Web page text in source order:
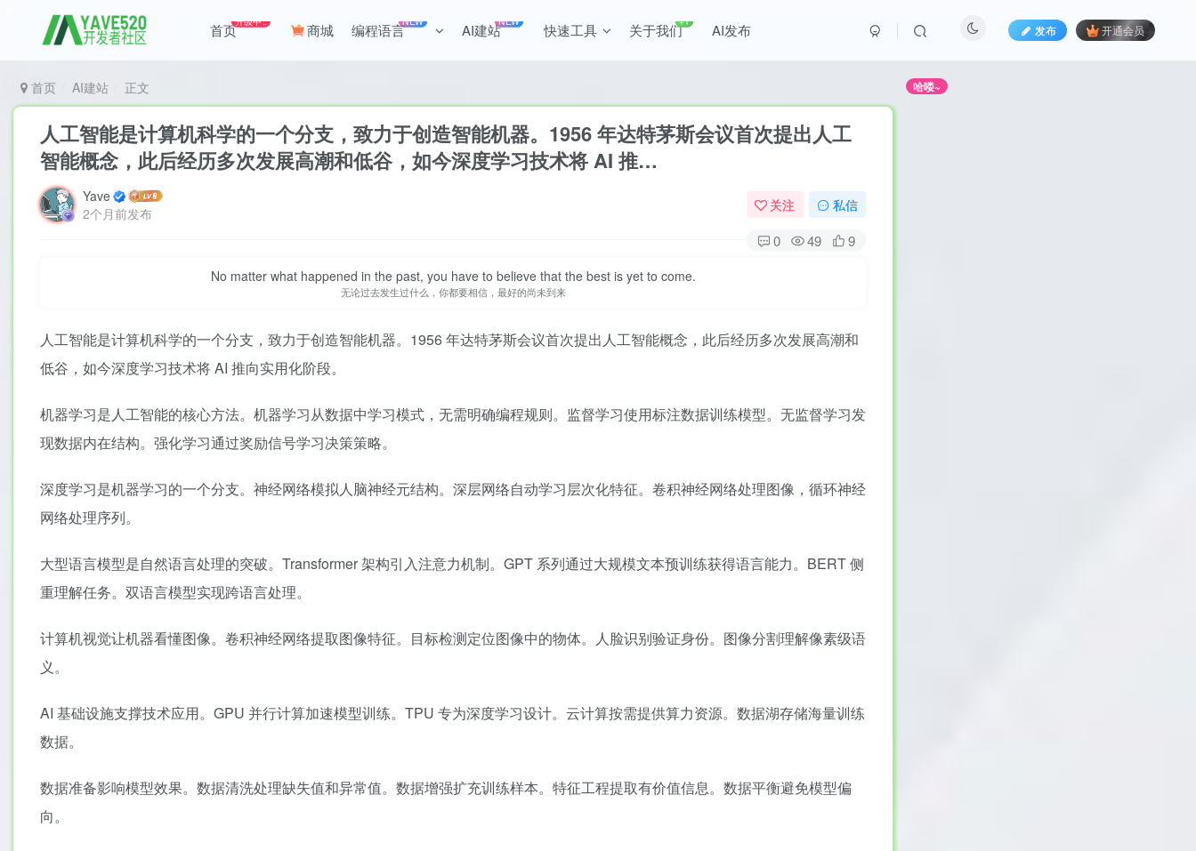
首页升级中.. 商城 编程语言NEW AI建站NEW 快速工具 关于我们+1 AI发布 发布 开通会员
首页 AI建站 正文
人工智能是计算机科学的一个分支，致力于创造智能机器。1956 年达特茅斯会议首次提出人工
智能概念，此后经历多次发展高潮和低谷，如今深度学习技术将 AI 推…
Yave
2个月前发布
关注 私信
0 49 9
No matter what happened in the past, you have to believe that the best is yet to come.
无论过去发生过什么，你都要相信，最好的尚未到来
人工智能是计算机科学的一个分支，致力于创造智能机器。1956 年达特茅斯会议首次提出人工智能概念，此后经历多次发展高潮和
低谷，如今深度学习技术将 AI 推向实用化阶段。
机器学习是人工智能的核心方法。机器学习从数据中学习模式，无需明确编程规则。监督学习使用标注数据训练模型。无监督学习发
现数据内在结构。强化学习通过奖励信号学习决策策略。
深度学习是机器学习的一个分支。神经网络模拟人脑神经元结构。深层网络自动学习层次化特征。卷积神经网络处理图像，循环神经
网络处理序列。
大型语言模型是自然语言处理的突破。Transformer 架构引入注意力机制。GPT 系列通过大规模文本预训练获得语言能力。BERT 侧
重理解任务。双语言模型实现跨语言处理。
计算机视觉让机器看懂图像。卷积神经网络提取图像特征。目标检测定位图像中的物体。人脸识别验证身份。图像分割理解像素级语
义。
AI 基础设施支撑技术应用。GPU 并行计算加速模型训练。TPU 专为深度学习设计。云计算按需提供算力资源。数据湖存储海量训练
数据。
数据准备影响模型效果。数据清洗处理缺失值和异常值。数据增强扩充训练样本。特征工程提取有价值信息。数据平衡避免模型偏
向。
哈喽~